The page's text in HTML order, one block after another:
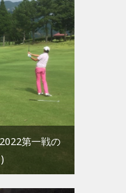
第一戦の